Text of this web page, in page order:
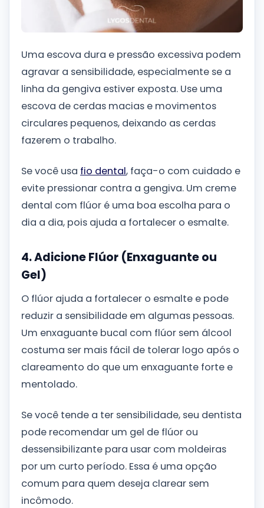
Uma escova dura e pressão excessiva podem
agravar a sensibilidade, especialmente se a
linha da gengiva estiver exposta. Use uma
escova de cerdas macias e movimentos
circulares pequenos, deixando as cerdas
fazerem o trabalho.
Se você usa fio dental, faça-o com cuidado e
evite pressionar contra a gengiva. Um creme
dental com flúor é uma boa escolha para o
dia a dia, pois ajuda a fortalecer o esmalte.
4. Adicione Flúor (Enxaguante ou
Gel)
O flúor ajuda a fortalecer o esmalte e pode
reduzir a sensibilidade em algumas pessoas.
Um enxaguante bucal com flúor sem álcool
costuma ser mais fácil de tolerar logo após o
clareamento do que um enxaguante forte e
mentolado.
Se você tende a ter sensibilidade, seu dentista
pode recomendar um gel de flúor ou
dessensibilizante para usar com moldeiras
por um curto período. Essa é uma opção
comum para quem deseja clarear sem
incômodo.